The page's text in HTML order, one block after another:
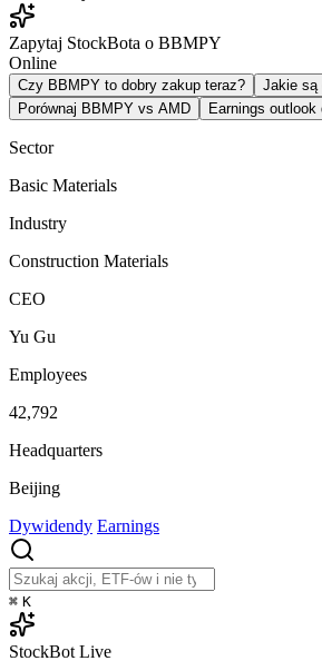
Zapytaj StockBota o BBMPY
Online
Czy BBMPY to dobry zakup teraz?
Jakie są
Porównaj BBMPY vs AMD
Earnings
Sector
Basic Materials
Industry
Construction Materials
CEO
Yu Gu
Employees
42,792
Headquarters
Beijing
Dywidendy Earnings
⌘ K
StockBot Live